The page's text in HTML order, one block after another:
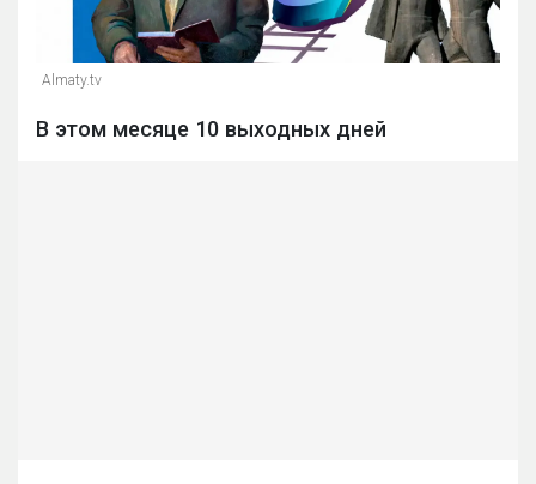
Almaty.tv
В этом месяце 10 выходных дней